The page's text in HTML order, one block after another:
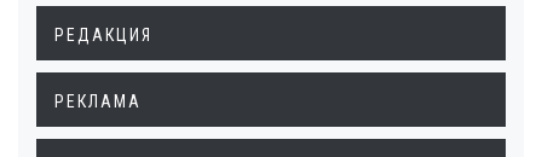
РЕДАКЦИЯ
РЕКЛАМА